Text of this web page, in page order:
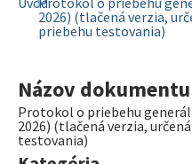
2026) (tlačená verzia,
priebehu testovania)
Názov dokumentu
Protokol o priebehu
2026) (tlačená verzia,
testovania)